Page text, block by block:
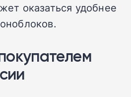
оказаться удобнее